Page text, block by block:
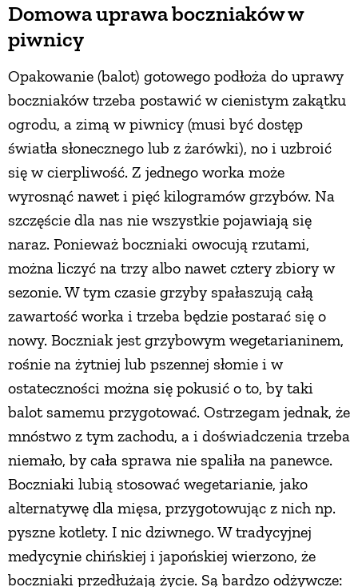
Domowa uprawa boczniaków w
piwnicy
Opakowanie (balot) gotowego podłoża do uprawy
boczniaków trzeba postawić w cienistym zakątku
ogrodu, a zimą w piwnicy (musi być dostęp
światła słonecznego lub z żarówki), no i uzbroić
się w cierpliwość. Z jednego worka może
wyrosnąć nawet i pięć kilogramów grzybów. Na
szczęście dla nas nie wszystkie pojawiają się
naraz. Ponieważ boczniaki owocują rzutami,
można liczyć na trzy albo nawet cztery zbiory w
sezonie. W tym czasie grzyby spałaszują całą
zawartość worka i trzeba będzie postarać się o
nowy. Boczniak jest grzybowym wegetarianinem,
rośnie na żytniej lub pszennej słomie i w
ostateczności można się pokusić o to, by taki
balot samemu przygotować. Ostrzegam jednak, że
mnóstwo z tym zachodu, a i doświadczenia trzeba
niemało, by cała sprawa nie spaliła na panewce.
Boczniaki lubią stosować wegetarianie, jako
alternatywę dla mięsa, przygotowując z nich np.
pyszne kotlety. I nic dziwnego. W tradycyjnej
medycynie chińskiej i japońskiej wierzono, że
boczniaki przedłużają życie. Są bardzo odżywcze: